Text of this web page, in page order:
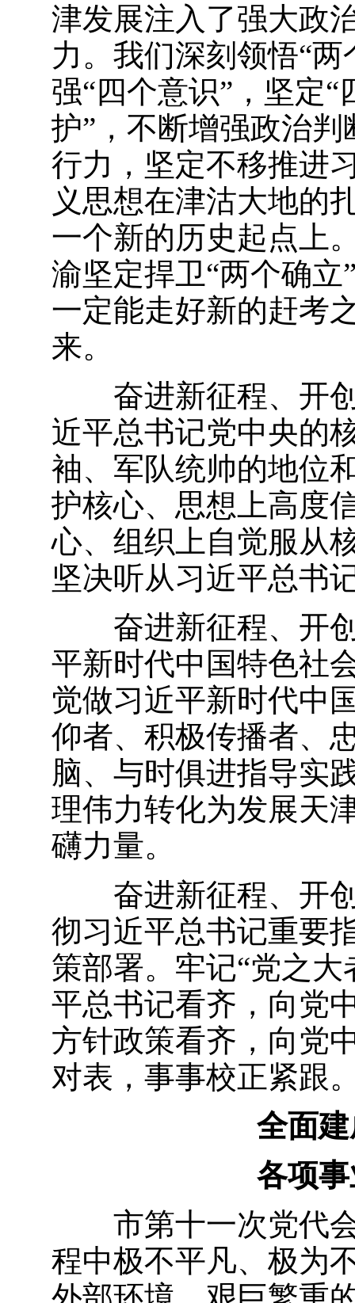
津发展注入了强大政
力。我们深刻领悟“
强“四个意识”，坚定
护”，不断增强政治
行力，坚定不移推进
义思想在津沽大地的
一个新的历史起点上
渝坚定捍卫“两个确立
一定能走好新的赶考
来。
奋进新征程、开
近平总书记党中央的
袖、军队统帅的地位
护核心、思想上高度
心、组织上自觉服从
坚决听从习近平总书
奋进新征程、开
平新时代中国特色社
觉做习近平新时代中
仰者、积极传播者、
脑、与时俱进指导实
理伟力转化为发展天
礴力量。
奋进新征程、开
彻习近平总书记重要
策部署。牢记“党之大
平总书记看齐，向党
方针政策看齐，向党
对表，事事校正紧跟
全面
各项
市第十一次党代
程中极不平凡、极为